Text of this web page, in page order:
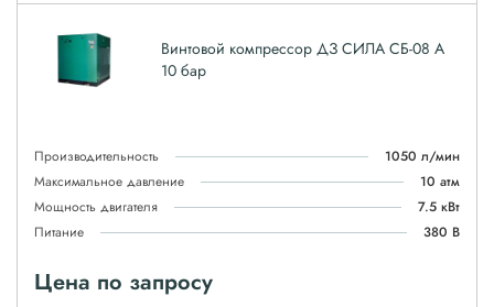
Винтовой компрессор ДЗ СИЛА СБ-08 А
10 бар
Производительность
1050 л/мин
Максимальное давление
10 атм
Мощность двигателя
7.5 кВт
Питание
380 В
Цена по запросу